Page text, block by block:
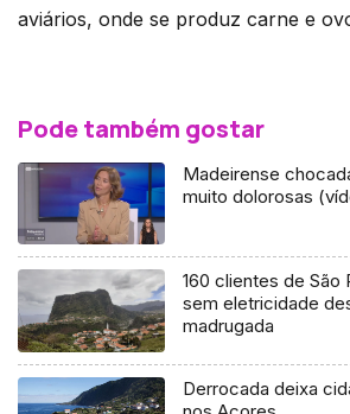
aviários, onde se produz carne e
Pode também gostar
Madeirense
muito dolorosas
160 clientes de São
sem eletricidade
madrugada
Derrocada deixa